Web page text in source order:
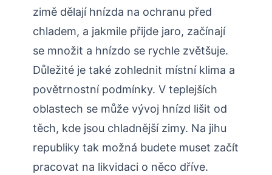
zimě dělají hnízda na ochranu před‌
chladem, a jakmile přijde jaro, začínají
se množit a hnízdo se rychle zvětšuje.
Důležité je také zohlednit ⁣místní⁤ klima a
povětrnostní podmínky. ‍V teplejších
oblastech se může vývoj hnízd lišit od
těch, kde jsou chladnější zimy. Na ​jihu
republiky tak možná​ budete muset začít
pracovat na likvidaci o něco dříve.